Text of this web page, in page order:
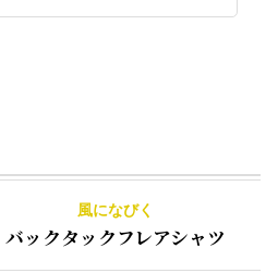
風になびく
バックタックフレアシャツ